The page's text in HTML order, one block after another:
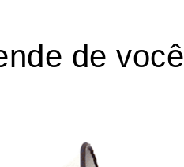
de você